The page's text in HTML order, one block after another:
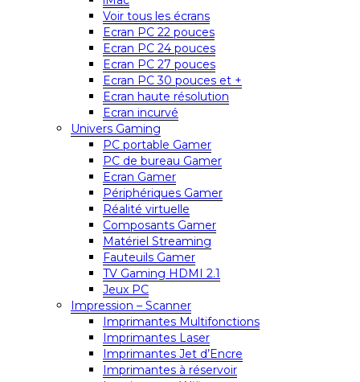
Voir tous les écrans
Ecran PC 22 pouces
Ecran PC 24 pouces
Ecran PC 27 pouces
Ecran PC 30 pouces et +
Ecran haute résolution
Ecran incurvé
Univers Gaming
PC portable Gamer
PC de bureau Gamer
Ecran Gamer
Périphériques Gamer
Réalité virtuelle
Composants Gamer
Matériel Streaming
Fauteuils Gamer
TV Gaming HDMI 2.1
Jeux PC
Impression – Scanner
Imprimantes Multifonctions
Imprimantes Laser
Imprimantes Jet d’Encre
Imprimantes à réservoir